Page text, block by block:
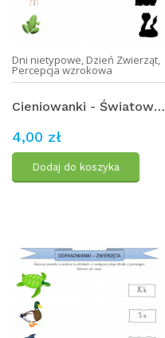
Dni nietypowe, Dzień Zwierząt,
Percepcja wzrokowa
Cieniowanki - Światowy Dzień Zwierząt (3)
4,00 zł
Dodaj do koszyka